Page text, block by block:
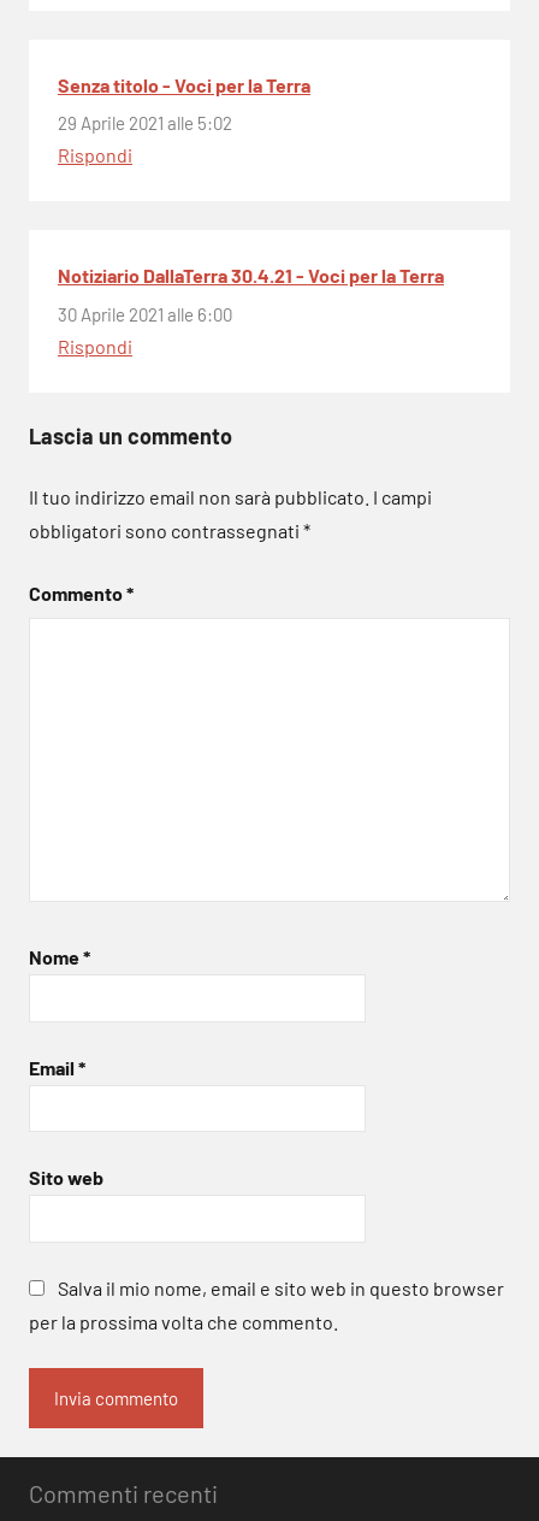
Senza titolo - Voci per la Terra
29 Aprile 2021 alle 5:02
Rispondi
Notiziario DallaTerra 30.4.21 - Voci per la Terra
30 Aprile 2021 alle 6:00
Rispondi
Lascia un commento
Il tuo indirizzo email non sarà pubblicato. I campi
obbligatori sono contrassegnati *
Commento*
Nome*
Email *
Sito web
Salva il mio nome, email e sito web in questo browser
per la prossima volta che commento.
Commenti recenti